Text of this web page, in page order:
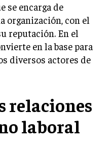
se encarga de
organización, con el
reputación. En el
en la base para
diversos actores de
relaciones
laboral